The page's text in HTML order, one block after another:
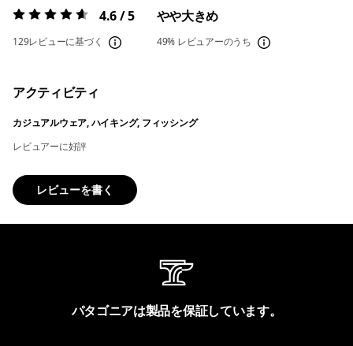
評価:4.6 / 5 4.6 / 5
129レビューに基づく
やや大きめ
49% レビュアーのうち
アクティビティ
カジュアルウェア, ハイキング, フィッシング
レビュアーに好評
レビューを書く
パタゴニアは製品を保証しています。